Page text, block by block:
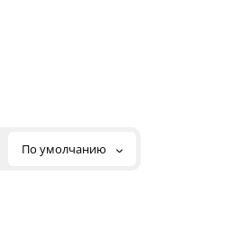
По умолчанию